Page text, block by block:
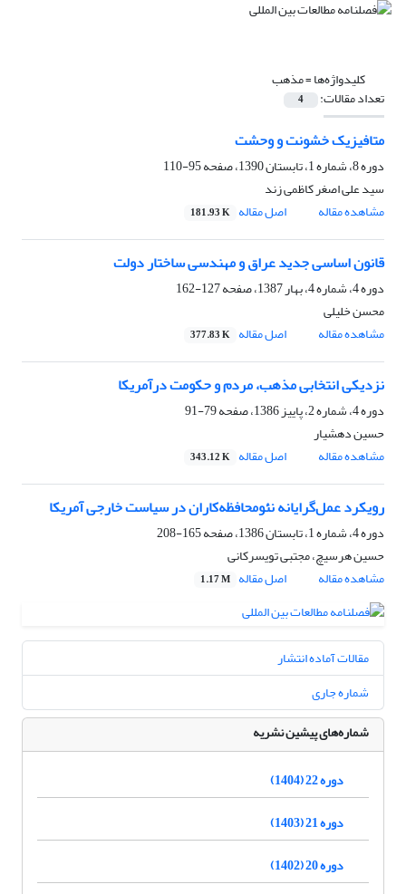
کلیدواژه‌ها =مذهب
تعداد مقالات: 4
متافیزیک خشونت و وحشت
دوره 8، شماره 1، تابستان 1390، صفحه
95-110
سید علی اصغر کاظمی زند
مشاهده مقاله
اصل مقاله 181.93 K
قانون اساسی جدید عراق و مهندسی ساختار دولت
دوره 4، شماره 4، بهار 1387، صفحه
127-162
محسن خلیلی
مشاهده مقاله
اصل مقاله 377.83 K
نزدیکی انتخابی مذهب، مردم و حکومت درآمریکا
دوره 4، شماره 2، پاییز 1386، صفحه
79-91
حسین دهشیار
مشاهده مقاله
اصل مقاله 343.12 K
رویکرد عمل‌گرایانه نئومحافظه‌کاران در سیاست خارجی آمریکا
دوره 4، شماره 1، تابستان 1386، صفحه
165-208
حسین هرسیچ، مجتبی تویسرکانی
مشاهده مقاله
اصل مقاله 1.17 M
مقالات آماده انتشار
شماره جاری
شماره‌های پیشین نشریه
دوره 22 (1404)
دوره 21 (1403)
دوره 20 (1402)